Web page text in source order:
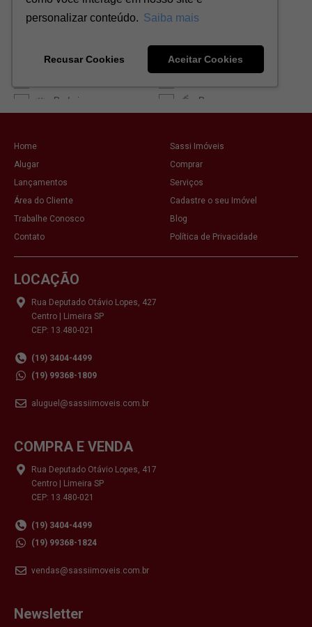
Home
Sassi Imóveis
Alugar
Comprar
Lançamentos
Serviços
Área do Cliente
Cadastre o seu Imóvel
Trabalhe Conosco
Blog
Contato
Política de Privacidade
LOCAÇÃO
Rua Deputado Otávio Lopes, 427
Centro | Limeira SP
CEP: 13.480-021
(19) 3404-4499
(19) 99368-1809
aluguel@sassiimoveis.com.br
COMPRA E VENDA
Rua Deputado Otávio Lopes, 417
Centro | Limeira SP
CEP: 13.480-021
(19) 3404-4499
(19) 99368-1824
vendas@sassiimoveis.com.br
Newsletter